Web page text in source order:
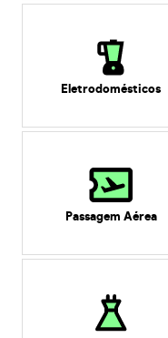
Eletrodomésticos
Passagem Aérea